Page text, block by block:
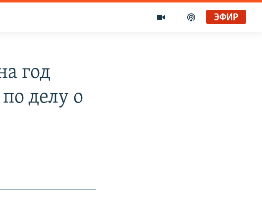
ЭФИР
год
делу о